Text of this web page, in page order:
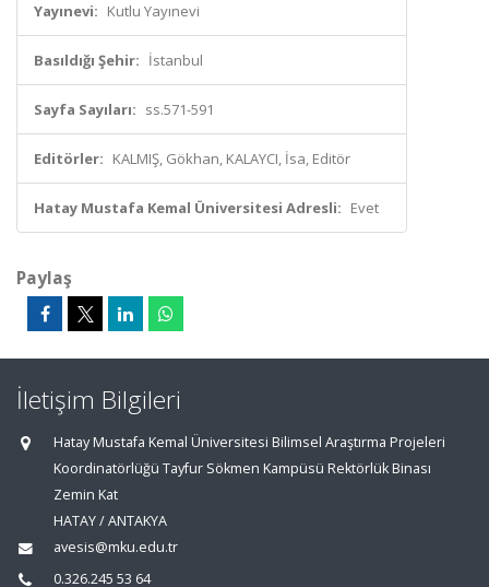
Yayınevi: Kutlu Yayınevi
Basıldığı Şehir: İstanbul
Sayfa Sayıları: ss.571-591
Editörler: KALMIŞ, Gökhan, KALAYCI, İsa, Editör
Hatay Mustafa Kemal Üniversitesi Adresli: Evet
Paylaş
İletişim Bilgileri
Hatay Mustafa Kemal Üniversitesi Bilimsel Araştırma Projeleri
Koordinatörlüğü Tayfur Sökmen Kampüsü Rektörlük Binası
Zemin Kat
HATAY / ANTAKYA
avesis@mku.edu.tr
0.326.245 53 64